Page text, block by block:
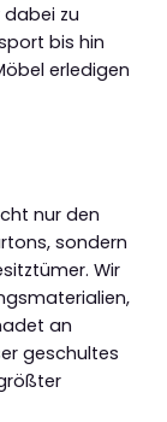
zu
bis hin
erledigen
nur den
sondern
Wir
an
geschultes